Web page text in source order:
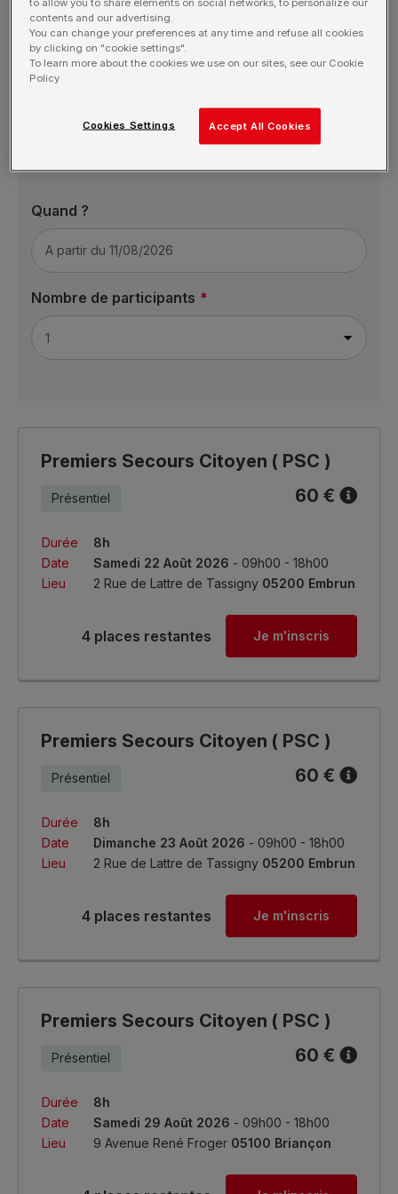
Formation
Quand ?
Nombre de participants
Premiers Secours Citoyen ( PSC )
Présentiel 60 €
Durée
8h
Date
Samedi 22 Août 2026 - 09h00 - 18h00
Lieu
2 Rue de Lattre de Tassigny 05200 Embrun
4 places restantes Je m'inscris
Premiers Secours Citoyen ( PSC )
Présentiel 60 €
Durée
8h
Date
Dimanche 23 Août 2026 - 09h00 - 18h00
Lieu
2 Rue de Lattre de Tassigny 05200 Embrun
4 places restantes Je m'inscris
Premiers Secours Citoyen ( PSC )
Présentiel 60 €
Durée
8h
Date
Samedi 29 Août 2026 - 09h00 - 18h00
Lieu
9 Avenue René Froger 05100 Briançon
contents and our advertising.
You can change your preferences at any time and refuse all cookies
by clicking on "cookie settings".
To learn more about the cookies we use on our sites, see our Cookie
Policy
Accept All Cookies
Cookies Settings